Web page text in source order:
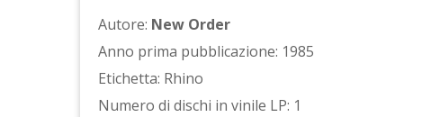
Autore: New Order
Anno prima pubblicazione: 1985
Etichetta: Rhino
Numero di dischi in vinile LP: 1